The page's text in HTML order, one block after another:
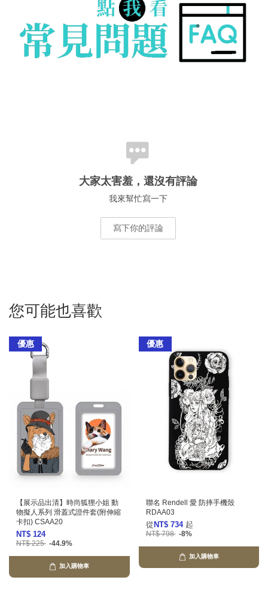
大家太害羞，還沒有評論
我來幫忙寫一下
寫下你的評論
您可能也喜歡
優惠
【展示品出清】時尚狐狸小姐 動
物擬人系列 滑蓋式證件套(附伸縮
卡扣) CSAA20
NT$ 124
NT$ 225 -44.9%
加入購物車
優惠
聯名 Rendell 愛 防摔手機殼
RDAA03
從 NT$ 734 起
NT$ 798 -8%
加入購物車